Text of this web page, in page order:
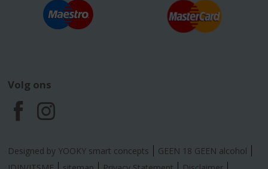
Volg ons
F
a
I
n
Designed by YOOKY smart concepts
GEEN 18 GEEN alcohol